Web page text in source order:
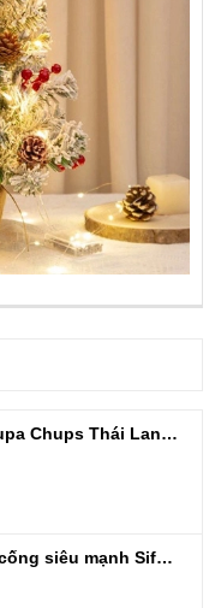
Sáp thơm phòng Chupa Chups Thái Lan 230g
Nước thông tắc cầu cống siêu mạnh Sifa 1.4kg